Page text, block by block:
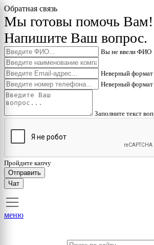
Обратная связь
Мы готовы помочь Вам!
Напишите Ваш вопрос.
Вы не ввели ФИО
Неверный формат
Неверный формат
Заполните текст
Пройдите капчу
Отправить
Чат
меню